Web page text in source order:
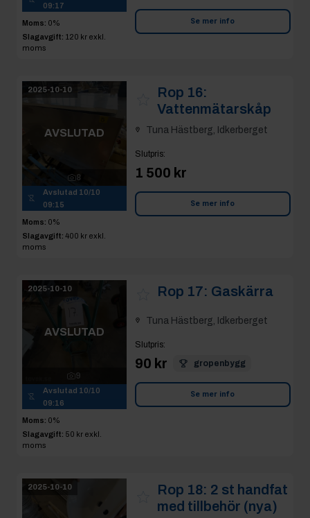
09:17
Moms: 0%
Slagavgift: 120 kr exkl.
moms
Se mer info
2025-10-10
AVSLUTAD
8
Avslutad 10/10
09:15
Moms: 0%
Slagavgift: 400 kr exkl.
moms
Rop 16:
Vattenmätarskåp
Tuna Hästberg, Idkerberget
Slutpris:
1 500 kr
Se mer info
2025-10-10
AVSLUTAD
9
Avslutad 10/10
09:16
Moms: 0%
Slagavgift: 50 kr exkl.
moms
Rop 17: Gaskärra
Tuna Hästberg, Idkerberget
Slutpris:
90 kr gropenbygg
Se mer info
2025-10-10 Rop 18: 2 st handfat
med tillbehör (nya)